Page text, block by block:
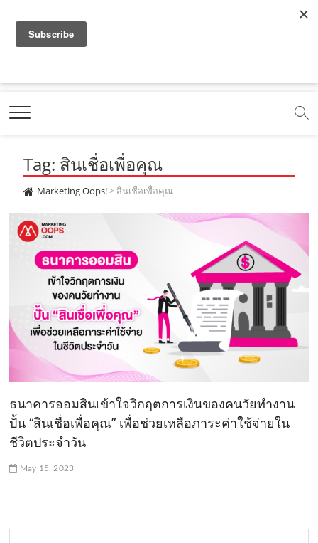
a
e
b
o
o
k
.
c
o
o
t
b
e
.
c
o
m
.
o
e
m
e
t
g
r
a
m
c
o
m
t
k
.
c
Marketing Oops!
DIGITAL | CREATIVE | ADVERTISING | CAMPAIGN |
Tag: สินเชื่อเพื่อคุณ
Marketing Oops!> สินเชื่อเพื่อคุณ
ธนาคารออมสินเข้าใจวิกฤตการเงินของคนวัยทำงาน
ปั้น “สินเชื่อเพื่อคุณ” เพื่อช่วยเหลือภาระค่าใช้จ่ายใน
ชีวิตประจำวัน
May 15, 2023